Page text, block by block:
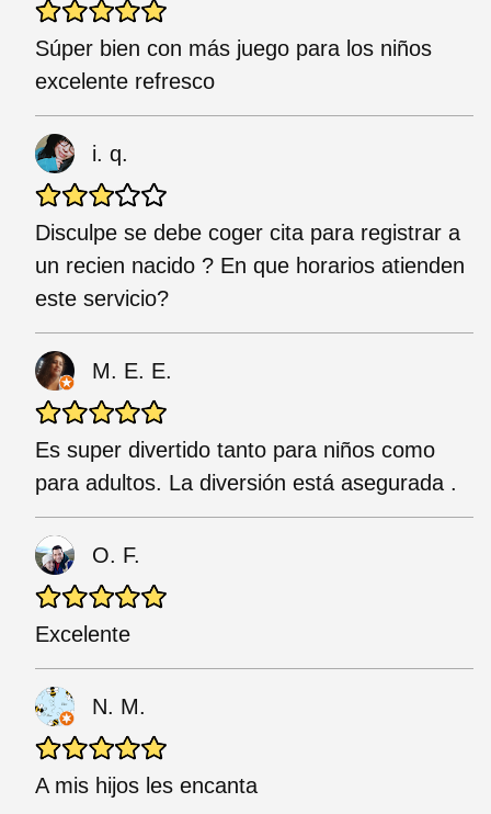
Súper bien con más juego para los niños
excelente refresco
i. q.
Disculpe se debe coger cita para registrar a
un recien nacido ? En que horarios atienden
este servicio?
M. E. E.
Es super divertido tanto para niños como
para adultos. La diversión está asegurada .
O. F.
Excelente
N. M.
A mis hijos les encanta